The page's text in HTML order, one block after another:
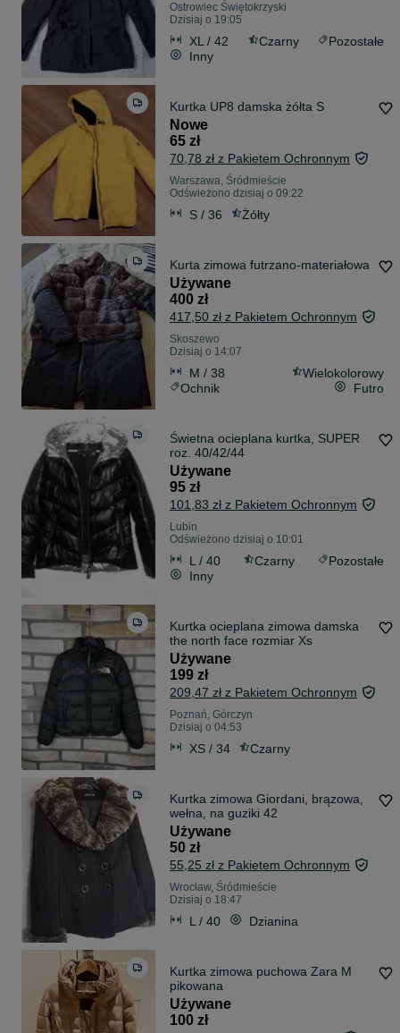
Ostrowiec Świętokrzyski
Dzisiaj o 19:05
XL / 42 Czarny
Pozostałe
Inny
Kurtka UP8 damska żółta S
Nowe
65 zł
70,78 zł z Pakietem Ochronnym
Warszawa, Śródmieście
Odświeżono dzisiaj o 09:22
S / 36 Żółty
Kurta zimowa futrzano-materiałowa
Używane
400 zł
417,50 zł z Pakietem Ochronnym
Skoszewo
Dzisiaj o 14:07
M / 38
Wielokolorowy
Ochnik
Futro
Świetna ocieplana kurtka, SUPER
roz. 40/42/44
Używane
95 zł
101,83 zł z Pakietem Ochronnym
Lubin
Odświeżono dzisiaj o 10:01
L / 40 Czarny
Pozostałe
Inny
Kurtka ocieplana zimowa damska
the north face rozmiar Xs
Używane
199 zł
209,47 zł z Pakietem Ochronnym
Poznań, Górczyn
Dzisiaj o 04:53
XS / 34 Czarny
Kurtka zimowa Giordani, brązowa,
wełna, na guziki 42
Używane
50 zł
55,25 zł z Pakietem Ochronnym
Wrocław, Śródmieście
Dzisiaj o 18:47
L / 40 Dzianina
Kurtka zimowa puchowa Zara M
pikowana
Używane
100 zł